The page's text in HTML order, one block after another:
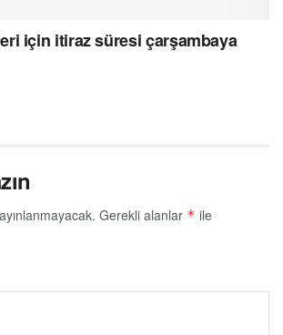
için itiraz süresi çarşambaya
Gerekli alanlar * ile